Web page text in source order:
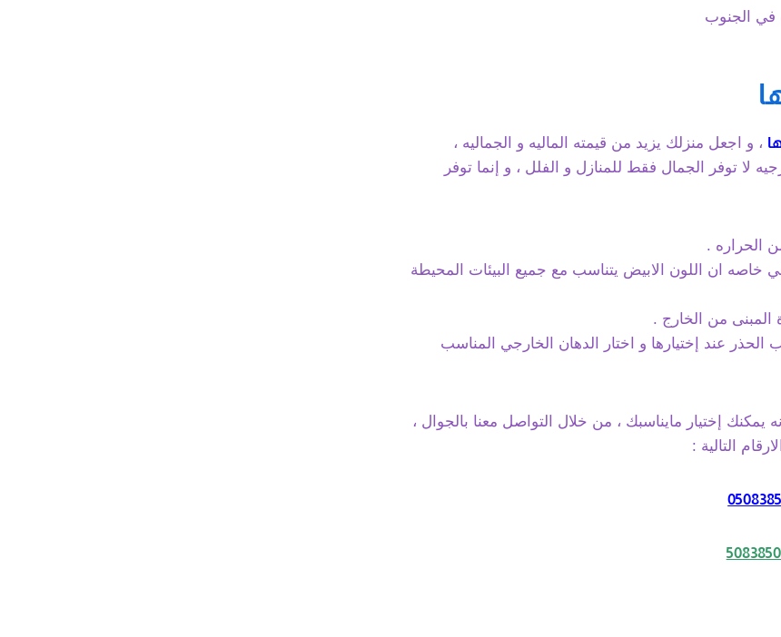
في الجنوب
، و اجعل منزلك يزيد من قيمته الماليه و الجماليه ،
لا توفر الجمال فقط للمنازل و الفلل ، و إنما توفر
الحراره .
خاصه ان اللون الابيض يتناسب مع جميع البيئات المحيطة
من الخارج .
الحذر عند إختيارها و اختار الدهان الخارجي المناسب
إختيار مايناسبك ، من خلال التواصل معنا بالجوال ،
التالية :